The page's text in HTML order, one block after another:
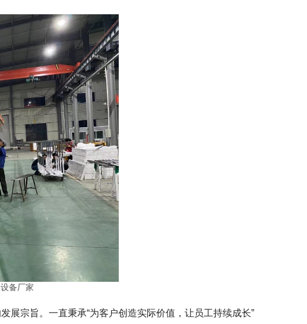
备厂家
展宗旨。一直秉承“为客户创造实际价值，让员工持续成长”